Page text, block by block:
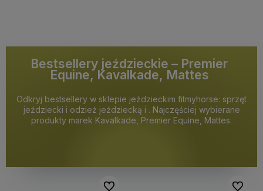
Bestsellery jeździeckie – Premier
Equine, Kavalkade, Mattes
Odkryj bestsellery w sklepie jeździeckim fitmyhorse: sprzęt
jeździecki i odzież jeździecką i . Najczęściej wybierane
produkty marek Kavalkade, Premier Equine, Mattes.
Do ulubionych Do